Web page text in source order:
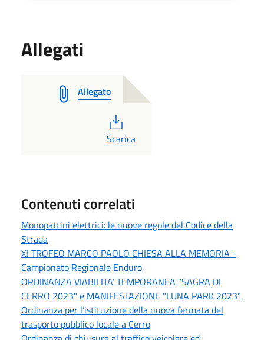
Allegati
Allegato
PDF
Scarica
Contenuti correlati
Monopattini elettrici: le nuove regole del Codice della
Strada
XI TROFEO MARCO PAOLO CHIESA ALLA MEMORIA -
Campionato Regionale Enduro
ORDINANZA VIABILITA' TEMPORANEA "SAGRA DI
CERRO 2023" e MANIFESTAZIONE "LUNA PARK 2023"
Ordinanza per l’istituzione della nuova fermata del
trasporto pubblico locale a Cerro